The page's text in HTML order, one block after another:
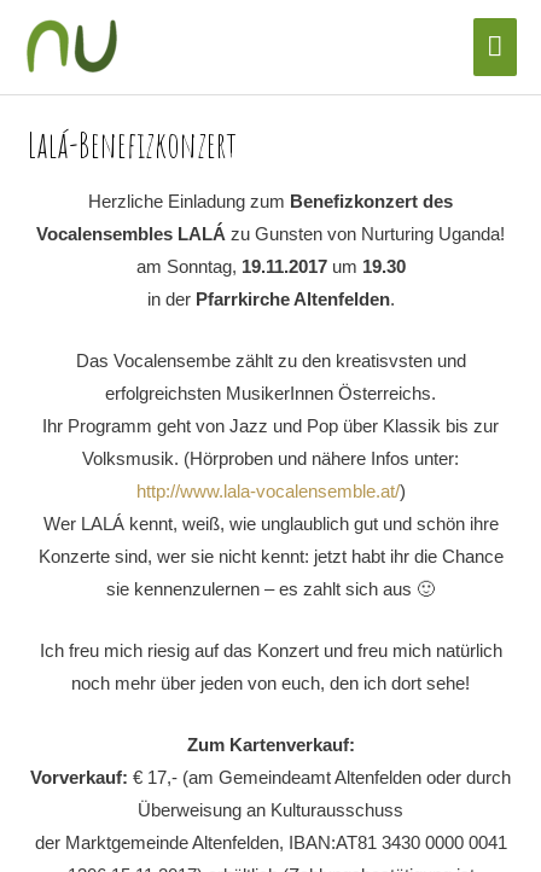
Inhalt
Lalá-Benefizkonzert
Herzliche Einladung zum Benefizkonzert des
Vocalensembles LALÁ zu Gunsten von Nurturing Uganda!
am Sonntag, 19.11.2017um 19.30
in der Pfarrkirche Altenfelden.
Das Vocalensembe zählt zu den kreatisvsten und
erfolgreichsten MusikerInnen Österreichs.
Ihr Programm geht von Jazz und Pop über Klassik bis zur
Volksmusik. (Hörproben und nähere Infos unter:
http://www.lala-vocalensemble.at/)
Wer LALÁ kennt, weiß, wie unglaublich gut und schön ihre
Konzerte sind, wer sie nicht kennt: jetzt habt ihr die Chance
sie kennenzulernen – es zahlt sich aus 🙂
Ich freu mich riesig auf das Konzert und freu mich natürlich
noch mehr über jeden von euch, den ich dort sehe!
Zum Kartenverkauf:
Vorverkauf: € 17,- (am Gemeindeamt Altenfelden oder durch
Überweisung an Kulturausschuss
der Marktgemeinde Altenfelden, IBAN:AT81 3430 0000 0041